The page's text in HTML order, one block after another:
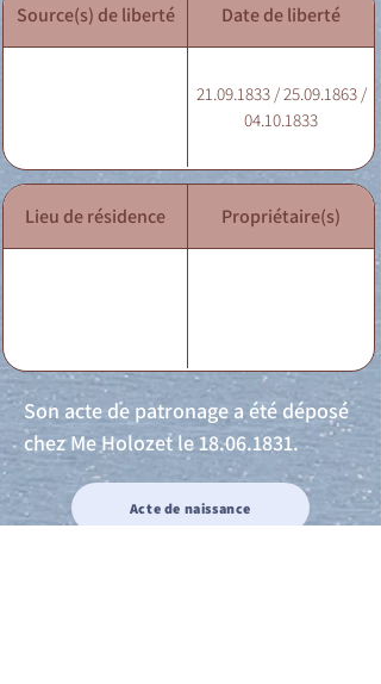
Source(s) de liberté Date de liberté
21.09.1833 / 25.09.1863 /
04.10.1833
Lieu de résidence Propriétaire(s)
Son acte de patronage a été déposé
chez Me Holozet le18.06.1831.
Acte de naissance